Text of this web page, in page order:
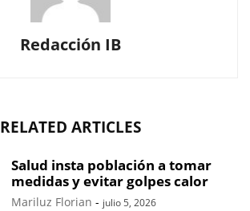
Redacción IB
RELATED ARTICLES
Salud insta población a tomar
medidas y evitar golpes calor
Mariluz Florian - julio 5, 2026